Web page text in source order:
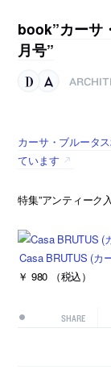
book”カーサ
月号”
カーサ・ブルータ
ています
特集”アンティーク入
Casa BRUTUS (カ
￥ 980 （税込）
SHARE